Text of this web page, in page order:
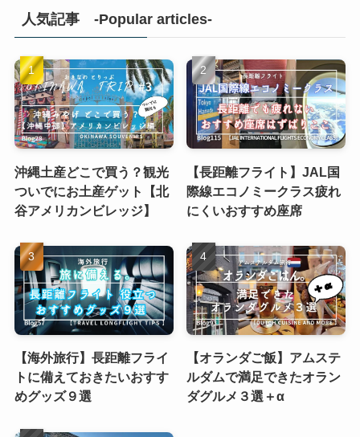
人気記事 -Popular articles-
沖縄土産どこで買う？観光
ついでにお土産ゲット【北
谷アメリカンビレッジ】
【長距離フライト】JAL国
際線エコノミークラス疲れ
にくいおすすめ座席
【海外旅行】長距離フライ
トに備えておきたいおすす
めグッズ９選
【オランダご飯】アムステ
ルダムで満足できたオラン
ダグルメ３選＋α